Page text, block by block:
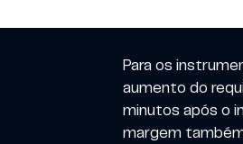
Para os
aumento do
minutos após o
margem